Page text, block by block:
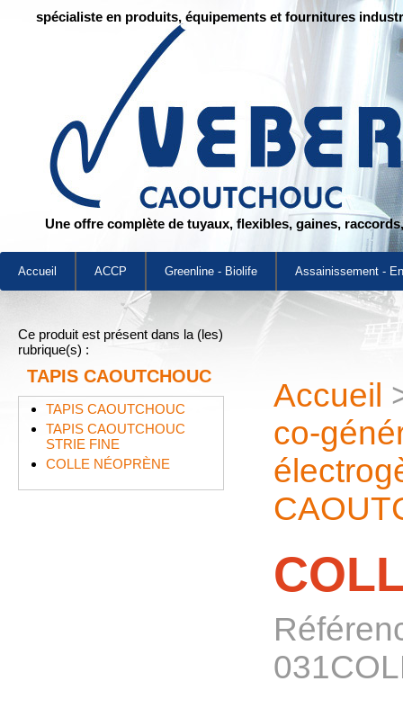
spécialiste en produits, équipements et fournitures
Une offre complète de tuyaux, flexibles, gaines,
Accueil ACCP Greenline - Biolife Assainissement -
Ce produit est présent dans la (les)
rubrique(s) :
TAPIS CAOUTCHOUC
TAPIS CAOUTCHOUC
TAPIS CAOUTCHOUC
STRIE FINE
COLLE NÉOPRÈNE
Accueil
co-